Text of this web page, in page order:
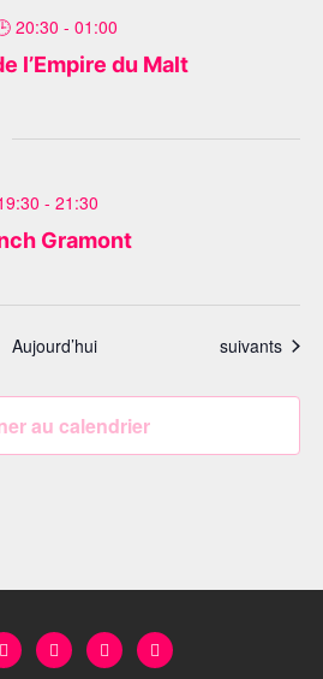
l’Empire du Malt
20:30 - 01:00
Gramont
- 21:30
Aujourd’hui Évènements
suivants
au calendrier